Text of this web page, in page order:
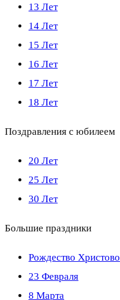
13 Лет
14 Лет
15 Лет
16 Лет
17 Лет
18 Лет
Поздравления с юбилеем
20 Лет
25 Лет
30 Лет
Большие праздники
Рождество Христово
23 Февраля
8 Марта